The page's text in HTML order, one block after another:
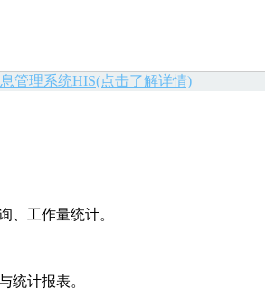
管理系统HIS(点击了解详情)
、工作量统计。
统计报表。